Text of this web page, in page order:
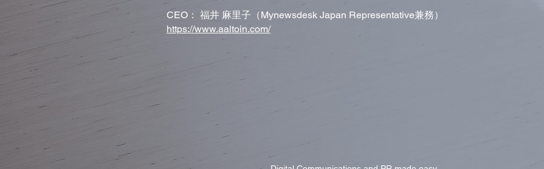
CEO： 福井 麻里子（Mynewsdesk Japan Representative兼務）
https://www.aaltoin.com/